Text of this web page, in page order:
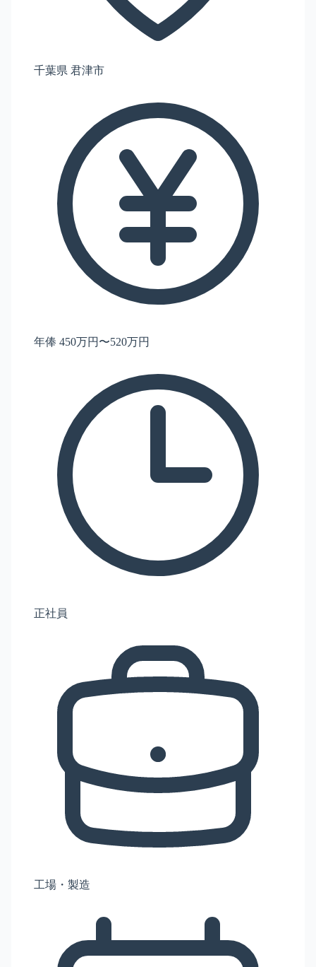
千葉県 君津市
年俸 450万円〜520万円
正社員
工場・製造